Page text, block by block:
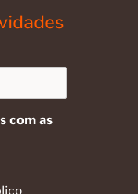
com as